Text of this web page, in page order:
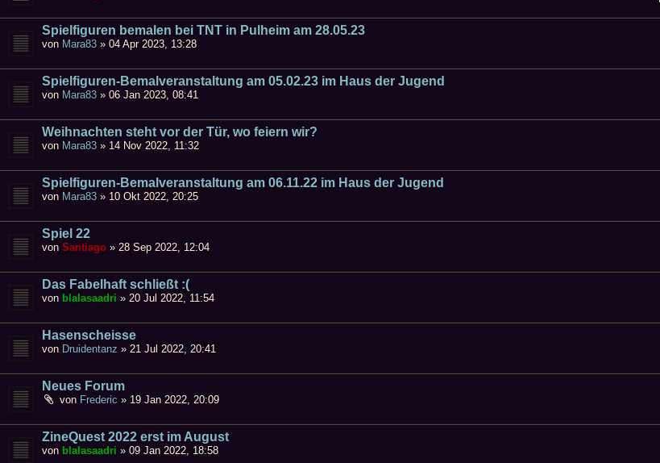
Spielfiguren bemalen bei TNT in Pulheim am 28.05.23
von Mara83 » 04 Apr 2023, 13:28
Spielfiguren-Bemalveranstaltung am 05.02.23 im Haus der Jugend
von Mara83 » 06 Jan 2023, 08:41
Weihnachten steht vor der Tür, wo feiern wir?
von Mara83 » 14 Nov 2022, 11:32
Spielfiguren-Bemalveranstaltung am 06.11.22 im Haus der Jugend
von Mara83 » 10 Okt 2022, 20:25
Spiel 22
von Santiago » 28 Sep 2022, 12:04
Das Fabelhaft schließt :(
von blalasaadri » 20 Jul 2022, 11:54
Hasenscheisse
von Druidentanz » 21 Jul 2022, 20:41
Neues Forum
von Frederic » 19 Jan 2022, 20:09
ZineQuest 2022 erst im August
von blalasaadri » 09 Jan 2022, 18:58